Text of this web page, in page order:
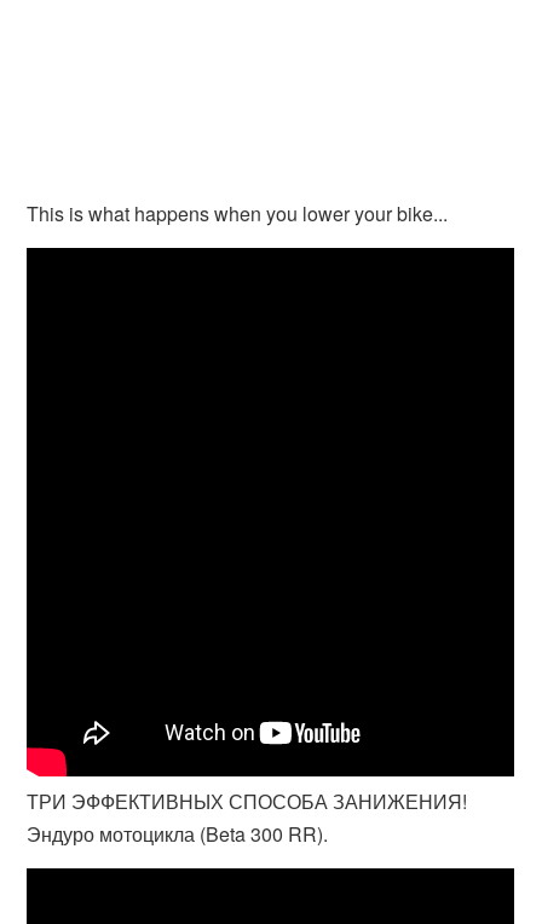
This is what happens when you lower your bike...
ТРИ ЭФФЕКТИВНЫХ СПОСОБА ЗАНИЖЕНИЯ!
Эндуро мотоцикла (Beta 300 RR).